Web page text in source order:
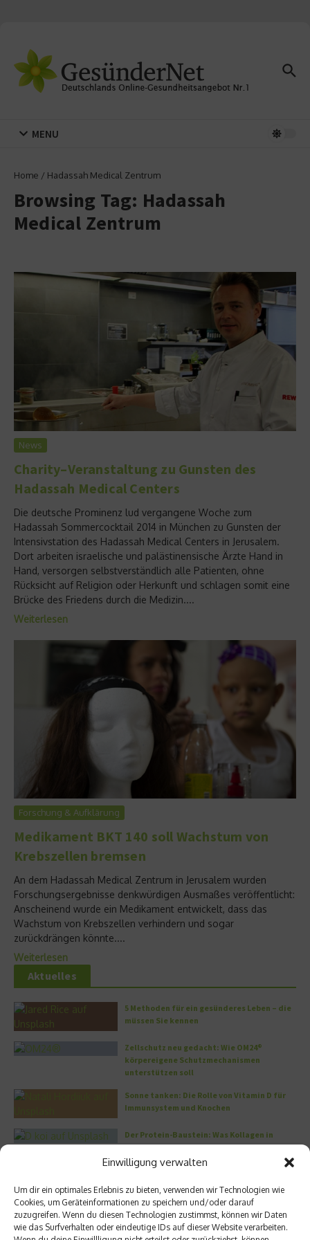
Einwilligung verwalten
Um dir ein optimales Erlebnis zu bieten, verwenden wir Technologien wie
Cookies, um Geräteinformationen zu speichern und/oder darauf
zuzugreifen. Wenn du diesen Technologien zustimmst, können wir Daten
wie das Surfverhalten oder eindeutige IDs auf dieser Website verarbeiten.
MENU
Home / Hadassah Medical Zentrum
Browsing Tag: Hadassah
Medical Zentrum
News
Charity–Veranstaltung zu Gunsten des
Hadassah Medical Centers
Die deutsche Prominenz lud vergangene Woche zum
Hadassah Sommercocktail 2014 in München zu Gunsten der
Intensivstation des Hadassah Medical Centers in Jerusalem.
Dort arbeiten israelische und palästinensische Ärzte Hand in
Hand, versorgen selbstverständlich alle Patienten, ohne
Rücksicht auf Religion oder Herkunft und schlagen somit eine
Brücke des Friedens durch die Medizin....
Weiterlesen
Forschung & Aufklärung
Medikament BKT 140 soll Wachstum von
Krebszellen bremsen
An dem Hadassah Medical Zentrum in Jerusalem wurden
Forschungsergebnisse denkwürdigen Ausmaßes veröffentlicht:
Anscheinend wurde ein Medikament entwickelt, dass das
Wachstum von Krebszellen verhindern und sogar
zurückdrängen könnte....
Weiterlesen
Aktuelles
5 Methoden für ein gesünderes Leben – die
müssen Sie kennen
Zellschutz neu gedacht: Wie OM24®
körpereigene Schutzmechanismen
unterstützen soll
Sonne tanken: Die Rolle von Vitamin D für
Immunsystem und Knochen
Der Protein-Baustein: Was Kollagen in
unserem Organismus bewirkt
DERMADROP MED: Nadelfrei in die Tiefe
Meistgelesen